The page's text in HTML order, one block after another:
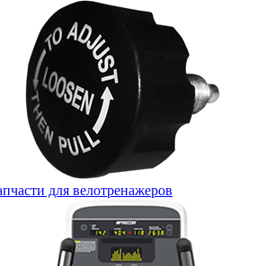
для велотренажеров